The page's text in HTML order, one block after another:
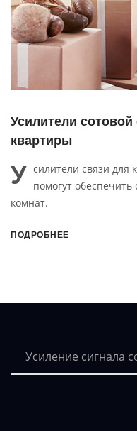
для
из
офиса
У
Усиление сигнала